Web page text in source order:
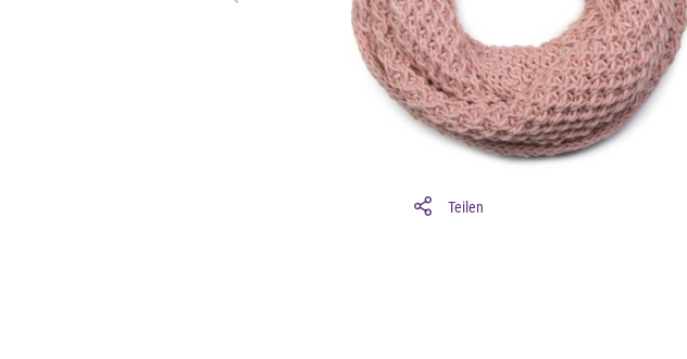
Teilen